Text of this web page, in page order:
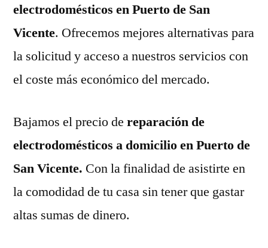
electrodomésticos en Puerto de San
Vicente. Ofrecemos mejores alternativas para
la solicitud y acceso a nuestros servicios con
el coste más económico del mercado.
Bajamos el precio de reparación de
electrodomésticos a domicilio en Puerto de
San Vicente. Con la finalidad de asistirte en
la comodidad de tu casa sin tener que gastar
altas sumas de dinero.